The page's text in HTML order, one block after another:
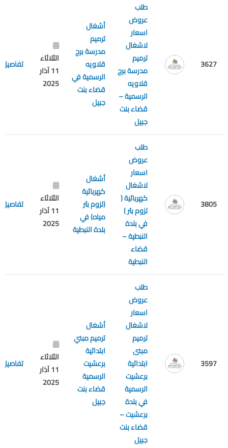
3627
طلب
عروض
اسعار
لاشغال
ترميم
مدرسة برج
قلاويه
الرسمية –
قضاء بنت
جبيل
أشغال
ترميم
مدرسة برج
قلاويه
الرسمية في
قضاء بنت
جبيل
الثلاثاء
11 آذار
2025
تفاصيل
3805
طلب
عروض
اسعار
لاشغال
كهربائية (
لزوم بئر )
في بلدة
النبطية –
قضاء
النبطية
أشغال
كهربائية
(لزوم بئر
مياه) في
بلدة النبطية
الثلاثاء
11 آذار
2025
تفاصيل
3597
طلب
عروض
اسعار
لاشغال
ترميم
مبنى
ابتدائية
برعشيت
الرسمية
في بلدة
برعشيت –
قضاء بنت
جبيل
أشغال
ترميم مبني
ابتدائية
برعشيت
الرسمية
قضاء بنت
جبيل
الثلاثاء
11 آذار
2025
تفاصيل